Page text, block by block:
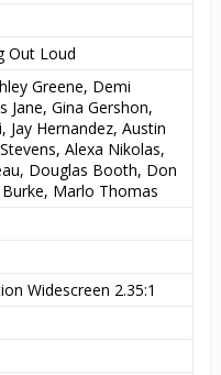
Out Loud
Greene, Demi
Jane, Gina Gershon,
Jay Hernandez, Austin
Alexa Nikolas,
Douglas Booth, Don
Marlo Thomas
Widescreen 2.35:1